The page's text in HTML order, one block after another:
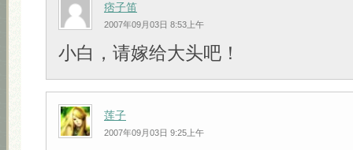
痞子笛
2007年09月03日 8:53上午
小白，请嫁给大头吧！
莲子
2007年09月03日 9:25上午